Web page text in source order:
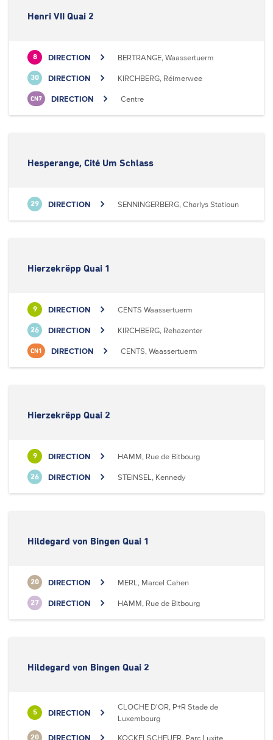
Henri VII Quai 2
8 DIRECTION BERTRANGE, Waassertuerm
30 DIRECTION KIRCHBERG, Réimerwee
CN7 DIRECTION Centre
Hesperange, Cité Um Schlass
29 DIRECTION SENNINGERBERG, Charlys Statioun
Hierzekrëpp Quai 1
9 DIRECTION CENTS Waassertuerm
26 DIRECTION KIRCHBERG, Rehazenter
CN1 DIRECTION CENTS, Waassertuerm
Hierzekrëpp Quai 2
9 DIRECTION HAMM, Rue de Bitbourg
26 DIRECTION STEINSEL, Kennedy
Hildegard von Bingen Quai 1
20 DIRECTION MERL, Marcel Cahen
27 DIRECTION HAMM, Rue de Bitbourg
Hildegard von Bingen Quai 2
5 DIRECTION
CLOCHE D'OR, P+R Stade de
Luxembourg
20 DIRECTION KOCKELSCHEUER, Parc Luxite